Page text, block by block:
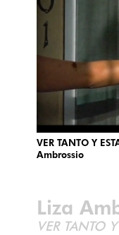
VER TANTO Y
Ambrossio
Liza
VER TANTO